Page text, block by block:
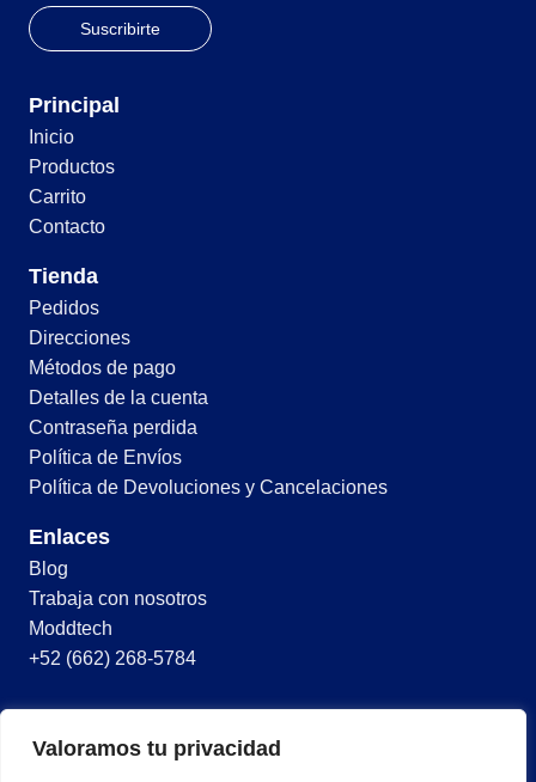
Valoramos tu privacidad
Principal
Inicio
Productos
Carrito
Contacto
Tienda
Pedidos
Direcciones
Métodos de pago
Detalles de la cuenta
Contraseña perdida
Política de Envíos
Política de Devoluciones y Cancelaciones
Enlaces
Blog
Trabaja con nosotros
Moddtech
+52 (662) 268-5784
© 2026 Todos los derechos reservados